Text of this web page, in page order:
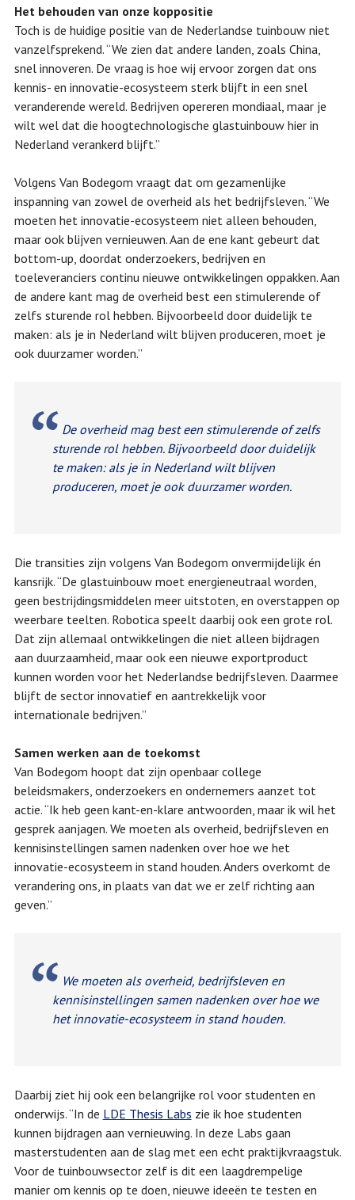
Het behouden van onze koppositie
Toch is de huidige positie van de Nederlandse tuinbouw niet
vanzelfsprekend. “We zien dat andere landen, zoals China,
snel innoveren. De vraag is hoe wij ervoor zorgen dat ons
kennis- en innovatie-ecosysteem sterk blijft in een snel
veranderende wereld. Bedrijven opereren mondiaal, maar je
wilt wel dat die hoogtechnologische glastuinbouw hier in
Nederland verankerd blijft.”
Volgens Van Bodegom vraagt dat om gezamenlijke
inspanning van zowel de overheid als het bedrijfsleven. “We
moeten het innovatie-ecosysteem niet alleen behouden,
maar ook blijven vernieuwen. Aan de ene kant gebeurt dat
bottom-up, doordat onderzoekers, bedrijven en
toeleveranciers continu nieuwe ontwikkelingen oppakken. Aan
de andere kant mag de overheid best een stimulerende of
zelfs sturende rol hebben. Bijvoorbeeld door duidelijk te
maken: als je in Nederland wilt blijven produceren, moet je
ook duurzamer worden.”
De overheid mag best een stimulerende of zelfs
sturende rol hebben. Bijvoorbeeld door duidelijk
te maken: als je in Nederland wilt blijven
produceren, moet je ook duurzamer worden.
Die transities zijn volgens Van Bodegom onvermijdelijk én
kansrijk. “De glastuinbouw moet energieneutraal worden,
geen bestrijdingsmiddelen meer uitstoten, en overstappen op
weerbare teelten. Robotica speelt daarbij ook een grote rol.
Dat zijn allemaal ontwikkelingen die niet alleen bijdragen
aan duurzaamheid, maar ook een nieuwe exportproduct
kunnen worden voor het Nederlandse bedrijfsleven. Daarmee
blijft de sector innovatief en aantrekkelijk voor
internationale bedrijven.”
Samen werken aan de toekomst
Van Bodegom hoopt dat zijn openbaar college
beleidsmakers, onderzoekers en ondernemers aanzet tot
actie. “Ik heb geen kant-en-klare antwoorden, maar ik wil het
gesprek aanjagen. We moeten als overheid, bedrijfsleven en
kennisinstellingen samen nadenken over hoe we het
innovatie-ecosysteem in stand houden. Anders overkomt de
verandering ons, in plaats van dat we er zelf richting aan
geven.”
We moeten als overheid, bedrijfsleven en
kennisinstellingen samen nadenken over hoe we
het innovatie-ecosysteem in stand houden.
Daarbij ziet hij ook een belangrijke rol voor studenten en
onderwijs. “In de LDE Thesis Labs zie ik hoe studenten
kunnen bijdragen aan vernieuwing. In deze Labs gaan
masterstudenten aan de slag met een echt praktijkvraagstuk.
Voor de tuinbouwsector zelf is dit een laagdrempelige
manier om kennis op te doen, nieuwe ideeën te testen en